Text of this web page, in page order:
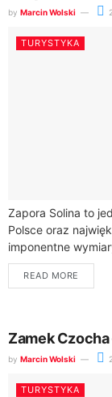
by Marcin Wolski
TURYSTYKA
Zapora Solina to
Polsce oraz
imponentne
metra wysokości,
READ MORE
Zamek
by Marcin Wolski
TURYSTYKA